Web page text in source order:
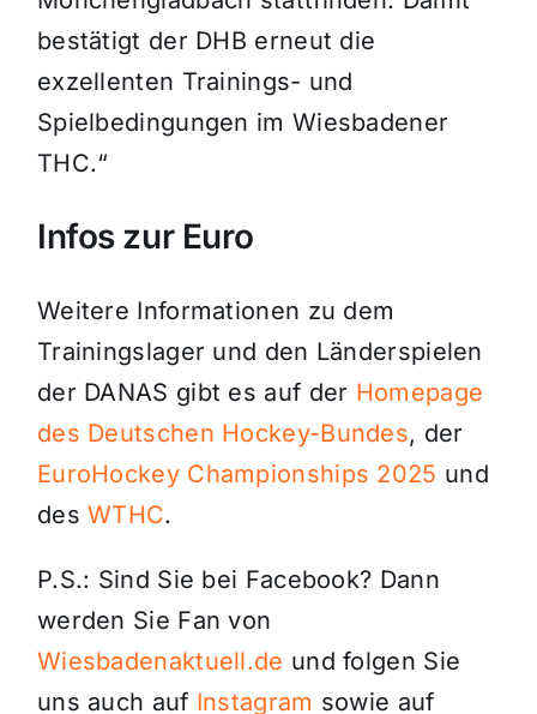
bestätigt der DHB erneut die
exzellenten Trainings- und
Spielbedingungen im Wiesbadener
THC.“
Infos zur Euro
Weitere Informationen zu dem
Trainingslager und den Länderspielen
der DANAS gibt es auf der Homepage
des Deutschen Hockey-Bundes, der
EuroHockey Championships 2025 und
desWTHC.
P.S.: Sind Sie bei Facebook? Dann
werden Sie Fan von
Wiesbadenaktuell.de und folgen Sie
uns auch auf Instagram sowie auf